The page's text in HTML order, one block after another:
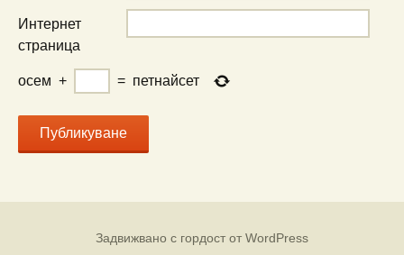
Интернет
страница
осем + = петнайсет
Задвижвано с гордост от WordPress